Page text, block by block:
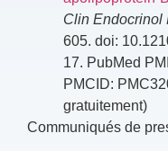
Clin Endocrinol
605. doi:
17. PubMed
PMCID:
gratuitement)
Communiqués de